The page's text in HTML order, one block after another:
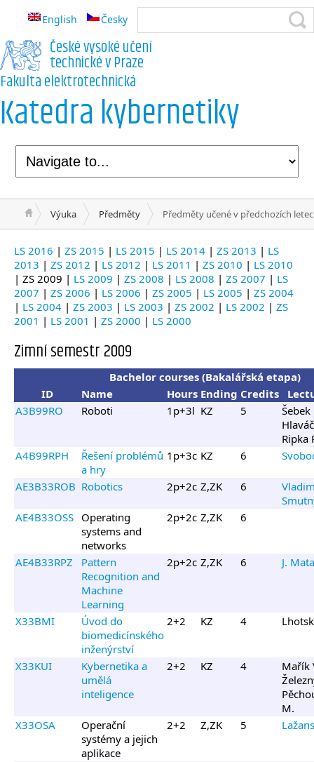
English Česky
České vysoké učení
technické v Praze
Fakulta elektrotechnická
Katedra kybernetiky
Výuka Předměty Předměty učené v předchozích
LS 2016 | ZS 2015 | LS 2015 | LS 2014 | ZS 2013 | LS
2013 | ZS 2012 | LS 2012 | LS 2011 | ZS 2010 | LS 2010
| ZS 2009 | LS 2009 | ZS 2008 | LS 2008 | ZS 2007 | LS
2007 | ZS 2006 | LS 2006 | ZS 2005 | LS 2005 | ZS 2004
| LS 2004 | ZS 2003 | LS 2003 | ZS 2002 | LS 2002 | ZS
2001 | LS 2001 | ZS 2000 | LS 2000
Zimní semestr 2009
Bachelor courses (Bakalářská etapa)
ID
Name Hours Ending Credits
A3B99RO
Roboti 1p+3l KZ 5
Šebek
Ripka
A4B99RPH
Řešení problémů
a hry
1p+3c KZ 6
AE3B33ROB Robotics 2p+2c Z,ZK 6
AE4B33OSS Operating
systems and
networks
2p+2c Z,ZK 6
AE4B33RPZ
Pattern
Recognition and
Machine
Learning
2p+2c Z,ZK 6 J.
X33BMI
Úvod do
biomedicínského
inženýrství
2+2 KZ 4
X33KUI
Kybernetika a
umělá
inteligence
2+2 KZ 4
Mařík
M.
X33OSA
Operační
systémy a jejich
aplikace
2+2 Z,ZK 5